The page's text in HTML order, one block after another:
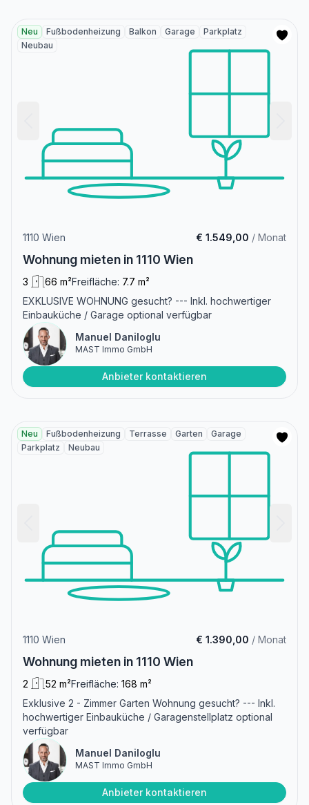
Neu Fußbodenheizung Balkon Garage
Parkplatz
Neubau
1110 Wien € 1.549,00 / Monat
Wohnung mieten in 1110 Wien
3 66 m²Freifläche: 7.7 m²
EXKLUSIVE WOHNUNG gesucht? --- Inkl. hochwertiger
Einbauküche / Garage optional verfügbar
Manuel Daniloglu
MAST Immo GmbH
Anbieter kontaktieren
Neu Fußbodenheizung Terrasse Garten
Garage
Parkplatz
Neubau
1110 Wien € 1.390,00 / Monat
Wohnung mieten in 1110 Wien
2 52 m²Freifläche: 168 m²
Exklusive 2 - Zimmer Garten Wohnung gesucht? --- Inkl.
hochwertiger Einbauküche / Garagenstellplatz optional
verfügbar
Manuel Daniloglu
MAST Immo GmbH
Anbieter kontaktieren